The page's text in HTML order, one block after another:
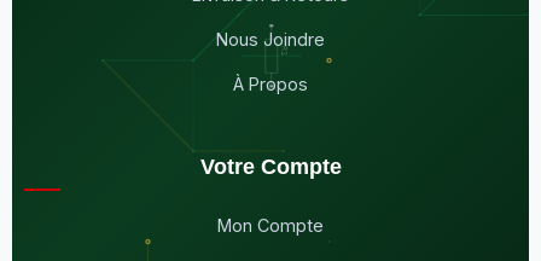
Nous Joindre
À Propos
Votre Compte
Mon Compte